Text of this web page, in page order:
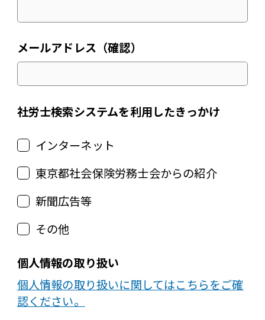
メールアドレス（確認）
社労士検索システムを利用したきっかけ
インターネット
東京都社会保険労務士会からの紹介
新聞広告等
その他
個人情報の取り扱い
個人情報の取り扱いに関してはこちらをご確
認ください。